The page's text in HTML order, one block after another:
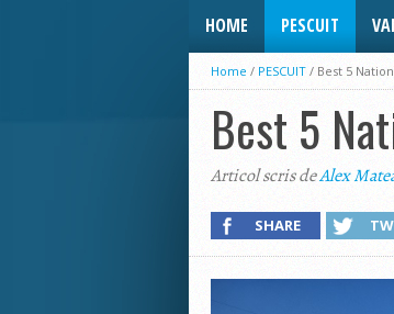
HOME PESCUIT
Home / PESCUIT / Best 5
Best 5
Articol scris deAlex
SHARE